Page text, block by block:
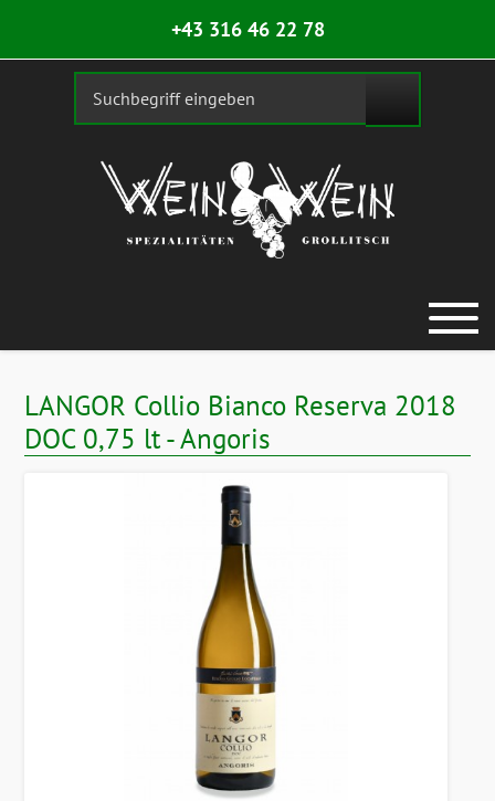
+43 316 46 22 78
LANGOR Collio Bianco Reserva 2018
DOC 0,75 lt - Angoris